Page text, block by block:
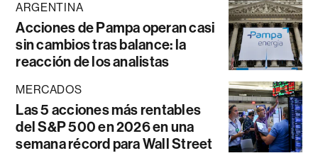
ARGENTINA
Acciones de Pampa operan casi
sin cambios tras balance: la
reacción de los analistas
MERCADOS
Las 5 acciones más rentables
del S&P 500 en 2026 en una
semana récord para Wall Street